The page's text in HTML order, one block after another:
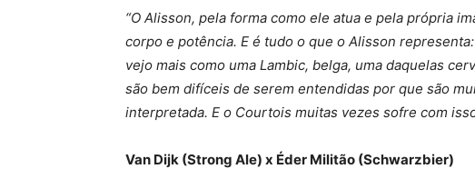
“O Alisson, pela forma como ele atua e pela própria
corpo e potência. E é tudo o que o Alisson
vejo mais como uma Lambic, belga, uma daquelas
são bem difíceis de serem entendidas por que são
interpretada. E o Courtois muitas vezes sofre com
Van Dijk (Strong Ale) x Éder Militão (Schwarzbier)